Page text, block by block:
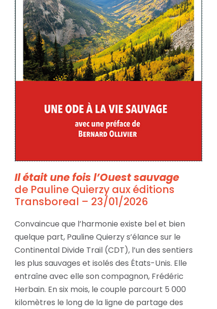
Il était une fois l’Ouest sauvage
de Pauline Quierzy aux éditions
Transboreal – 23/01/2026
Convaincue que l’harmonie existe bel et bien
quelque part, Pauline Quierzy s’élance sur le
Continental Divide Trail (CDT), l’un des sentiers
les plus sauvages et isolés des États-Unis. Elle
entraîne avec elle son compagnon, Frédéric
Herbain. En six mois, le couple parcourt 5 000
kilomètres le long de la ligne de partage des